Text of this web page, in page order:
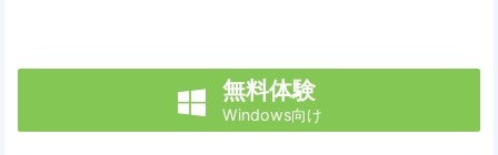
 無料体験
Windows向け